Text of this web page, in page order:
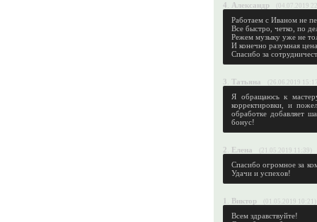
4 Александр (04.07.2019
Работаем с Иваном не
Все быстро, четко, по
Режем музыку уже не
И конечно разумная
Спасибо за
3 Татьяна (26.06.2019
Я обращаюсь к
корректировки, и
обработке добавляет
бонус!
2 Елена (21.05.2019 11:39)
Спасибо огромное за
Удачи и успехов!
1 Виктор (01.05.2019 10:21)
Всем здравствуйте!